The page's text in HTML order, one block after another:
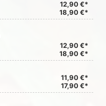
12,90 €*
18,90 €*
12,90 €*
18,90 €*
11,90 €*
17,90 €*